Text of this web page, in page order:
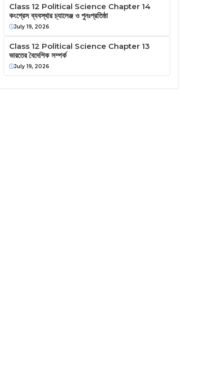
Class 12 Political Science Chapter 14
কংগ্রেস ব্যবস্থার চ্যালেঞ্জ ও পুনঃপ্রতিষ্ঠা
July 19, 2026
Class 12 Political Science Chapter 13
ভারতের বৈদেশিক সম্পর্ক
July 19, 2026